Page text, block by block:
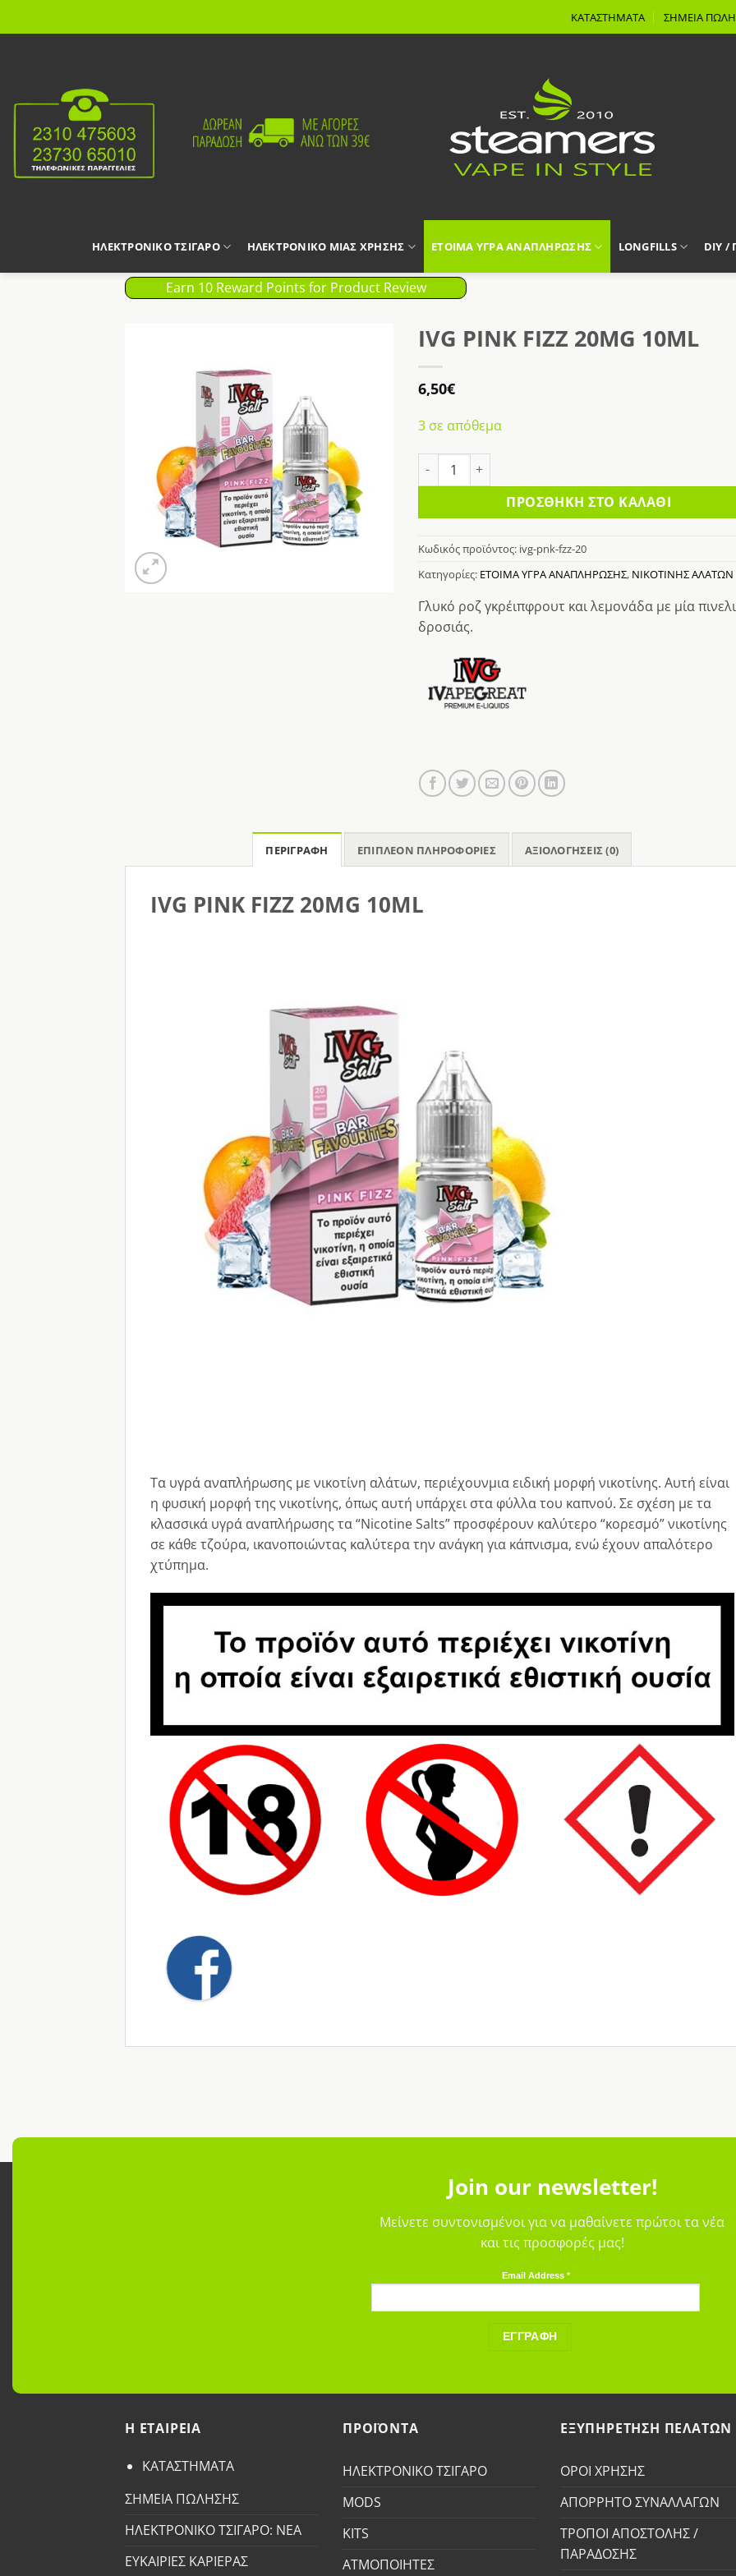
στο
ΚΑΤΑΣΤΗΜΑΤΑ ΣΗΜΕΙΑ
ΗΛΕΚΤΡΟΝΙΚΟ ΤΣΙΓΑΡΟ ΗΛΕΚΤΡΟΝΙΚΟ ΜΙΑΣ ΧΡΗΣΗΣ ΕΤΟΙΜΑ ΥΓΡΑ ΑΝΑΠΛΗΡΩΣΗΣ LONGFILLS DIY /
Earn 10 Reward Points for Product Review
IVG PINK FIZZ 20MG 10ML
6,50€
3 σε απόθεμα
ΠΡΟΣΘΉΚΗ ΣΤΟ ΚΑΛΆΘΙ
Κωδικός προϊόντος: ivg-pnk-fzz-20
Κατηγορίες: ΕΤΟΙΜΑ ΥΓΡΑ ΑΝΑΠΛΗΡΩΣΗΣ, ΝΙΚΟΤΙΝΗΣ ΑΛΑΤΩΝ
Γλυκό ροζ γκρέιπφρουτ και λεμονάδα με μία
δροσιάς.
ΠΕΡΙΓΡΑΦΉ ΕΠΙΠΛΈΟΝ ΠΛΗΡΟΦΟΡΊΕΣ ΑΞΙΟΛΟΓΉΣΕΙΣ (0)
IVG PINK FIZZ 20MG 10ML
Τα υγρά αναπλήρωσης με νικοτίνη αλάτων, περιέχουνμια ειδική μορφή νικοτίνης. Αυτή είναι
η φυσική μορφή της νικοτίνης, όπως αυτή υπάρχει στα φύλλα του καπνού. Σε σχέση με τα
κλασσικά υγρά αναπλήρωσης τα “Nicotine Salts” προσφέρουν καλύτερο “κορεσμό” νικοτίνης
σε κάθε τζούρα, ικανοποιώντας καλύτερα την ανάγκη για κάπνισμα, ενώ έχουν απαλότερο
χτύπημα.
Join our newsletter!
Μείνετε συντονισμένοι για να μαθαίνετε πρώτοι τα νέα
και τις προσφορές μας!
Email Address *
H ETAΙΡΕΙΑ
ΚΑΤΑΣΤΗΜΑΤΑ
ΣΗΜΕΙΑ ΠΩΛΗΣΗΣ
ΗΛΕΚΤΡΟΝΙΚΟ ΤΣΙΓΑΡΟ: ΝΕΑ
ΕΥΚΑΙΡΙΕΣ ΚΑΡΙΕΡΑΣ
ΠΡΟΪΟΝΤΑ
ΗΛΕΚΤΡΟΝΙΚΟ ΤΣΙΓΑΡΟ
MODS
KITS
ΑΤΜΟΠΟΙΗΤΕΣ
ΕΞΥΠΗΡΕΤΗΣΗ ΠΕΛΑΤΩΝ
ΟΡΟΙ ΧΡΗΣΗΣ
ΑΠΟΡΡΗΤΟ ΣΥΝΑΛΛΑΓΩΝ
ΤΡΟΠΟΙ ΑΠΟΣΤΟΛΗΣ /
ΠΑΡΑΔΟΣΗΣ